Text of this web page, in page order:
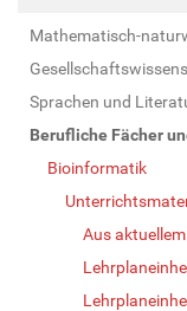
Mathematisch-
Sprachen und
Berufliche Fächer
Bioinformatik
Aus